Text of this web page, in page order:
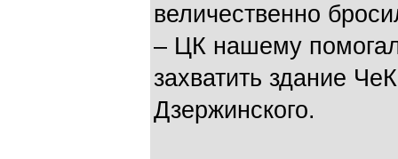
величественно
– ЦК нашему
захватить здание
Дзержинского.